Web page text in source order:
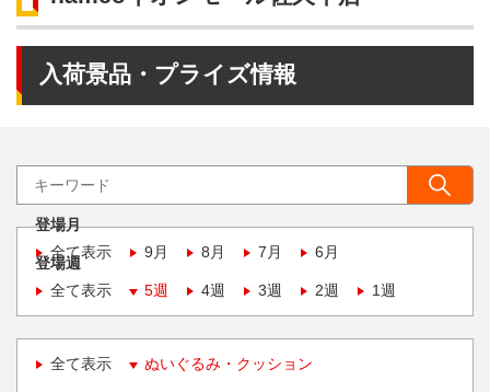
入荷景品・プライズ情報
登場月
全て表示
9月 8月 7月 6月
登場週
全て表示
5週 4週 3週 2週 1週
全て表示 ぬいぐるみ・クッション